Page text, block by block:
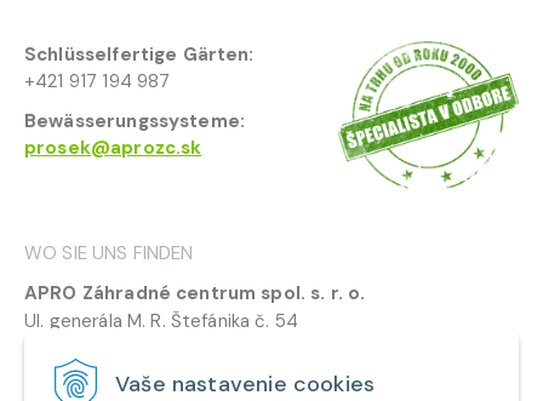
Vaše nastavenie cookies
Schlüsselfertige Gärten:
+421 917 194 987
Bewässerungssysteme:
prosek@aprozc.sk
WO SIE UNS FINDEN
APRO Záhradné centrum spol. s. r. o.
Ul. generála M. R. Štefánika č. 54